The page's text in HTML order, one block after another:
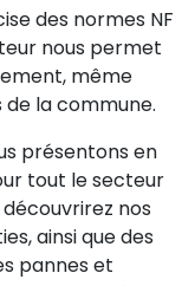
des normes NF
nous permet
même
de la commune.
présentons en
tout le secteur
découvrirez nos
ainsi que des
pannes et